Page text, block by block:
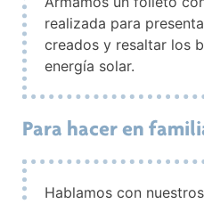
realizada para
creados y resaltar los
energía solar.
Para hacer en
Hablamos con